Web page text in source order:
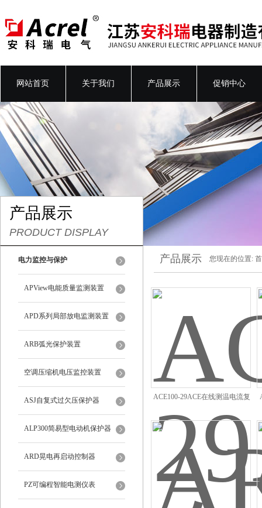
网站首页 关于我们 产品展示 促销中心
产品展示
PRODUCT DISPLAY
电力监控与保护
APView电能质量监测装置
APD系列局部放电监测装置
ARB弧光保护装置
空调压缩机电压监控装置
ASJ自复式过欠压保护器
ALP300简易型电动机保护器
ARD晃电再启动控制器
PZ可编程智能电测仪表
产品展示 您现在的位置:
ACE100-29ACE在线测温电流复